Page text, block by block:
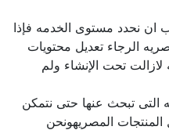
ان نحدد مستوى الخدمه فإذا
الرجاء تعديل محتويات
تحت الإنشاء ولم
تبحث عنها حتى نتمكن
المصريهونحن